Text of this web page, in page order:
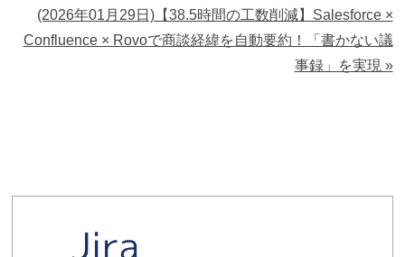
(2026年01月29日)【38.5時間の工数削減】Salesforce ×
Confluence × Rovoで商談経緯を自動要約！「書かない議
事録」を実現 »